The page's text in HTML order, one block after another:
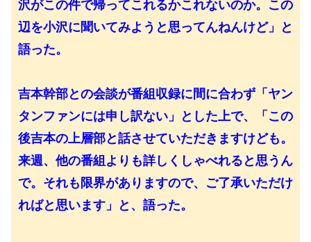
沢がこの件で帰ってこれるかこれないのか。この
辺を小沢に聞いてみようと思ってんねんけど」と
語った。
吉本幹部との会談が番組収録に間に合わず「ヤン
タンファンには申し訳ない」とした上で、「この
後吉本の上層部と話させていただきますけども。
来週、他の番組よりも詳しくしゃべれると思うん
で。それも限界がありますので、ご了承いただけ
ればと思います」と、語った。